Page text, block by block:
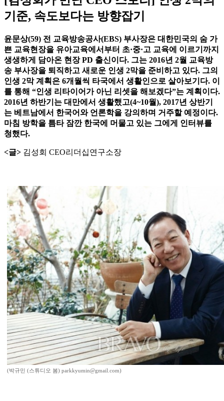
기준, 속도보다는 방향잡기
윤문상(59) 전 교육방송공사(EBS) 부사장은 대한민국의 숨 가
쁜 교육현장을 유아교육에서부터 초·중·고 교육에 이르기까지
생생하게 담아온 현장 PD 출신이다. 그는 2016년 2월 교육방
송 부사장을 퇴직하고 새로운 인생 2막을 준비하고 있다. 그의
인생 2막 계획은 6개월씩 타국에서 생활인으로 살아보기다. 이
를 통해 “인생 리타이어가 아닌 리셋을 해보겠다”는 계획이다.
2016년 하반기는 대만에서 생활했고(4~10월), 2017년 상반기
는 베트남에서 한국어와 언론학을 강의하며 거주할 예정이다.
마침 방학을 틈타 잠깐 한국에 머물고 있는 그에게 인터뷰를
청했다.
<글> 김성회 CEO리더십연구소장
(박규민 (스튜디오 봄) parkkyumin@gmail.com)